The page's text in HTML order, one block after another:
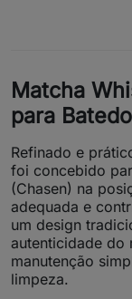
Matcha
para
Refinado e
foi concebido
(Chasen) na
adequada e
um design
autenticidade do
manutenção
limpeza.